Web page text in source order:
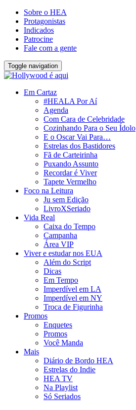
Sobre o HEA
Protagonistas
Indicados
Patrocine
Fale com a gente
Toggle navigation
Em Cartaz
#HEALA Por Aí
Agenda
Com Cara de Celebridade
Cozinhando Para o Seu Ídolo
E o Oscar Vai Para…
Estrelas dos Bastidores
Fã de Carteirinha
Puxando Assunto
Recordar é Viver
Tapete Vermelho
Foco na Leitura
Ju sem Edição
LivroXSeriado
Vida Real
Caixa do Tempo
Campanha
Área VIP
Viver e estudar nos EUA
Além do Script
Dicas
Em Tempo
Imperdível em LA
Imperdível em NY
Troca de Figurinha
Promos
Enquetes
Promos
Você Manda
Mais
Diário de Bordo HEA
Estrelas do Indie
HEA TV
Na Playlist
Só Seriados